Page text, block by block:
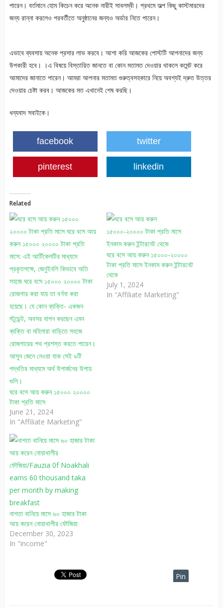
পারেন। বর্তমানে হোম কিচেন করে অনেক নারীই সাবলম্বী। প্রথমে অল্প কিছু কাস্টমারদের
জন্য রান্না করলেও পরবর্তীতে অনুষ্ঠানের জন্যও অর্ডার নিতে পারেন।
এভাবে ব্যবসায় অনেক প্রসার লাভ করবে। আশা করি আজকের পোস্টটি আপনাদের জন্য
উপকারী হবে। ।এ বিষয়ে বিস্তারিত জানতে বা কোন মতামত দেওয়ার থাকলে কমেন্ট করে
আমাদের জানাতে পারেন। আমরা আপনার মতামত গুরুত্বসহকারে নিয়ে অবশ্যই দ্রুত উত্তর
দেওয়ার চেষ্টা করব। আজকের মত এখানেই শেষ করছি।
ধন্যবাদ সবাইকে।
facebook twitter
pinterest linkedin
Related
ঘরে বসে আয় করুন ১৫০০০ ২০০০০
টাকা প্রতি মাসে
June 21, 2024
In "Affiliate Marketing"
ঘরে বসে আয় করুন ১৫০০০-২০০০০
টাকা প্রতি মাসে ইনকাম করুন ইন্টারনেট
থেকে
July 1, 2024
In "Affiliate Marketing"
নাশতা বানিয়ে মাসে ৬০ হাজার টাকা
আয় করেন নোয়াখালীর ফৌজিয়া
December 30, 2023
In "income"
Pin